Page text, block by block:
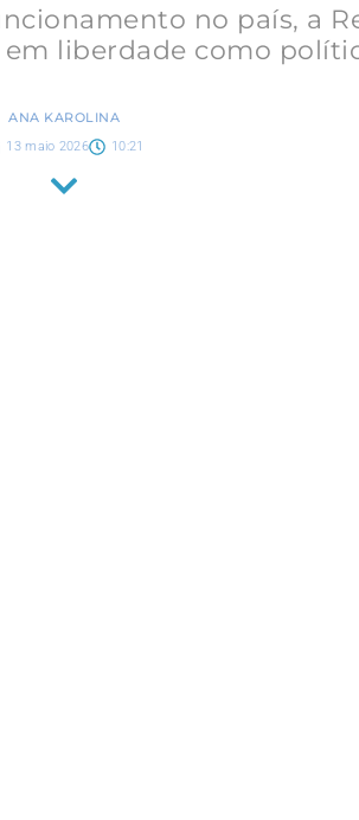
no país, a
liberdade como
ANA KAROLINA
13 maio 2026 10:21